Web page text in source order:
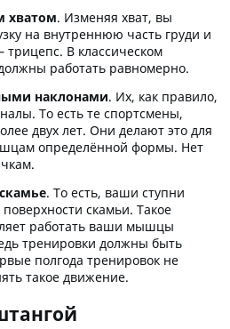
хватом. Изменяя хват, вы
на внутреннюю часть груди и
В классическом
работать равномерно.
наклонами. Их, как правило,
То есть те спортсмены,
двух лет. Они делают это для
определённой формы. Нет
. То есть, ваши ступни
скамьи. Такое
работать ваши мышцы
тренировки должны быть
полгода тренировок не
такое движение.